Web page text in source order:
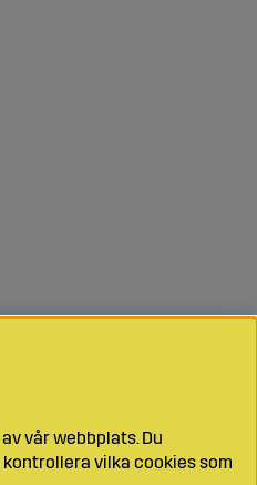
vår webbplats. Du
vilka cookies som